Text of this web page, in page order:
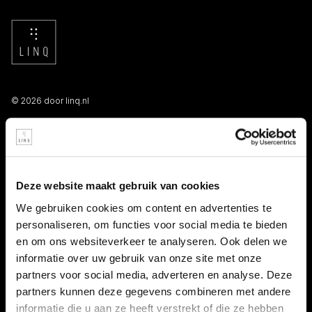
Deze website maakt gebruik van cookies
We gebruiken cookies om content en advertenties te
personaliseren, om functies voor social media te bieden
en om ons websiteverkeer te analyseren. Ook delen we
informatie over uw gebruik van onze site met onze
partners voor social media, adverteren en analyse. Deze
partners kunnen deze gegevens combineren met andere
informatie die u aan ze heeft verstrekt of die ze hebben
© 2026 door linq.nl
LINKS
Persooneelsgids uitzendkrachten
Antidiscriminatiebeleid
Klacht indienen